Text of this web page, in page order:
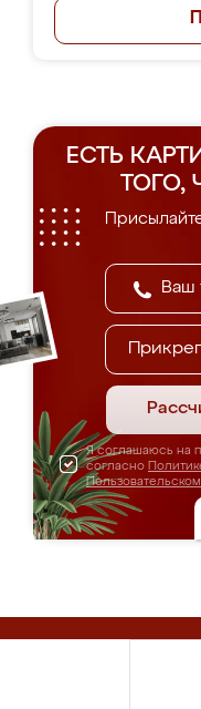
ЕСТЬ
ТОГО,
Я соглашаюсь на
согласно